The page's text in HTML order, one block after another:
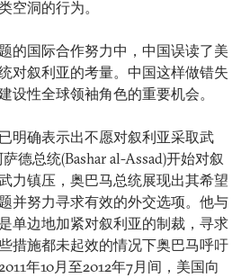
空洞的行为。
的国际合作努力中，中国误读了美
对叙利亚的考量。中国这样做错失
设性全球领袖角色的重要机会。
明确表示出不愿对叙利亚采取武
德总统(Bashar al-Assad)开始对叙
力镇压，奥巴马总统展现出其希望
并努力寻求有效的外交选项。他与
单边地加紧对叙利亚的制裁，寻求
措施都未起效的情况下奥巴马呼吁
年10月至2012年7月间，美国向